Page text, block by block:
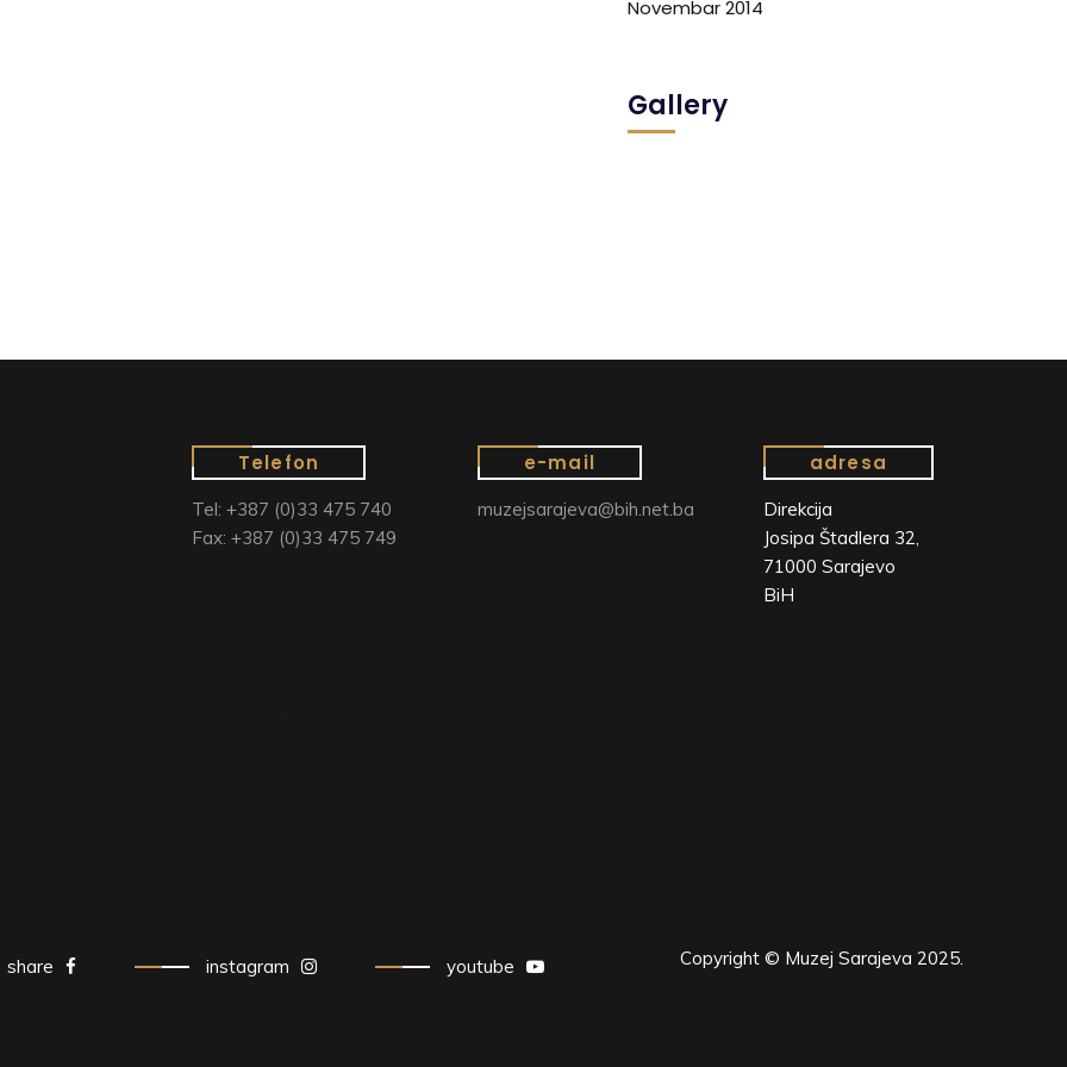
Novembar 2014
Gallery
Telefon
Tel: +387 (0)33 475 740
Fax: +387 (0)33 475 749
e-mail
muzejsarajeva@bih.net.ba
adresa
Direkcija
Josipa Štadlera 32,
71000 Sarajevo
BiH
share instagram youtube Copyright © Muzej Sarajeva 2025.